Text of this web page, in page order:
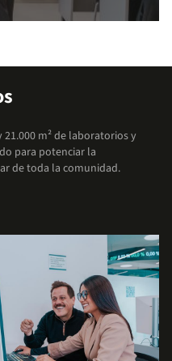
tu formación
arrow_outward
21.000 m² de laboratorios y
para potenciar la
de toda la comunidad.